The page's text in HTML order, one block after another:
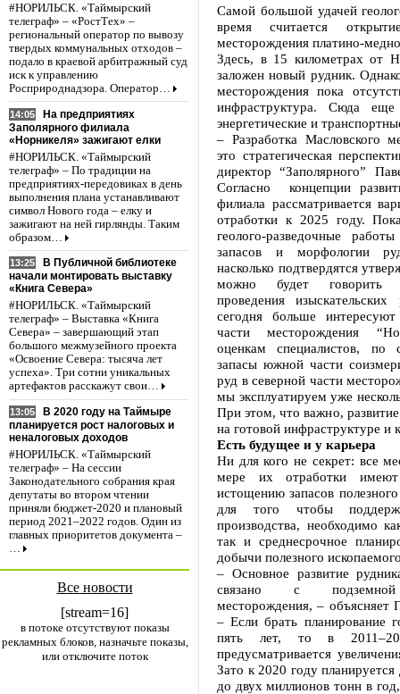
#НОРИЛЬСК. «Таймырский
телеграф» – «РостТех» –
региональный оператор по вывозу
твердых коммунальных отходов –
подало в краевой арбитражный суд
иск к управлению
Росприроднадзора. Оператор…
14:05
На предприятиях
Заполярного филиала
«Норникеля» зажигают елки
#НОРИЛЬСК. «Таймырский
телеграф» – По традиции на
предприятиях-передовиках в день
выполнения плана устанавливают
символ Нового года – елку и
зажигают на ней гирлянды. Таким
образом…
13:25
В Публичной библиотеке
начали монтировать выставку
«Книга Севера»
#НОРИЛЬСК. «Таймырский
телеграф» – Выставка «Книга
Севера» – завершающий этап
большого межмузейного проекта
«Освоение Севера: тысяча лет
успеха». Три сотни уникальных
артефактов расскажут свои…
13:05
В 2020 году на Таймыре
планируется рост налоговых и
неналоговых доходов
#НОРИЛЬСК. «Таймырский
телеграф» – На сессии
Законодательного собрания края
депутаты во втором чтении
приняли бюджет-2020 и плановый
период 2021–2022 годов. Один из
главных приоритетов документа –
…
Все новости
[stream=16]
в потоке отсутствуют показы
рекламных блоков, назначьте показы,
или отключите поток
Самой большой удачей
время считается
месторождения платино-
Здесь, в 15 километрах от
заложен новый рудник.
месторождения пока
инфраструктура. Сюда
энергетические и
– Разработка Масловского
это стратегическая
директор “Заполярного”
Согласно концепции
филиала рассматривается
отработки к 2025 году.
геолого-разведочные
запасов и морфологии
насколько подтвердятся
можно будет говорить
проведения
сегодня больше
части месторождения
оценкам специалистов, по
запасы южной части
руд в северной части
мы эксплуатируем уже
При этом, что важно,
на готовой инфраструктуре и
Есть будущее и у карьера
Ни для кого не секрет: все
мере их отработки
истощению запасов
для того чтобы
производства, необходимо
так и среднесрочное
добычи полезного
– Основное развитие
связано с подземной
месторождения, – объясняет
– Если брать планирование
пять лет, то в
предусматривается
Зато к 2020 году
до двух миллионов тонн в